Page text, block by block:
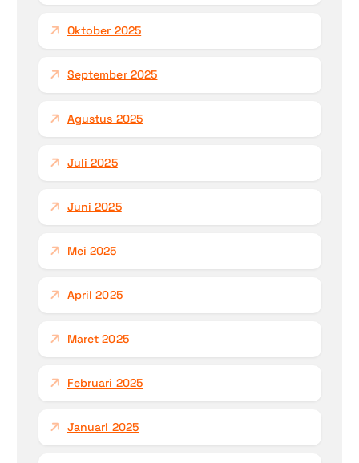
Oktober 2025
September 2025
Agustus 2025
Juli 2025
Juni 2025
Mei 2025
April 2025
Maret 2025
Februari 2025
Januari 2025